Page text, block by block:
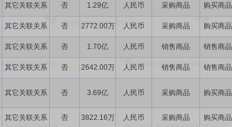
其它关联关系 否 1.29亿 人民币 采购商品 购买商品
其它关联关系 否 2772.00万 人民币 采购商品 购买商品
其它关联关系 否 1.70亿 人民币 销售商品 销售商品
其它关联关系 否 2642.00万 人民币 销售商品 销售商品
其它关联关系 否 3.69亿 人民币 采购商品 购买商品
其它关联关系 否 3822.16万 人民币 采购商品 购买商品